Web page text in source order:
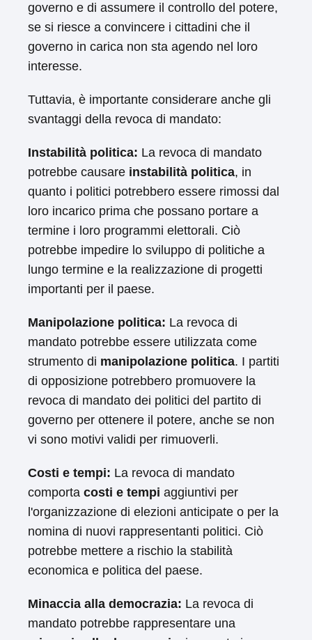
governo e di assumere il controllo del potere,
se si riesce a convincere i cittadini che il
governo in carica non sta agendo nel loro
interesse.
Tuttavia, è importante considerare anche gli
svantaggi della revoca di mandato:
Instabilità politica: La revoca di mandato
potrebbe causare instabilità politica, in
quanto i politici potrebbero essere rimossi dal
loro incarico prima che possano portare a
termine i loro programmi elettorali. Ciò
potrebbe impedire lo sviluppo di politiche a
lungo termine e la realizzazione di progetti
importanti per il paese.
Manipolazione politica: La revoca di
mandato potrebbe essere utilizzata come
strumento di manipolazione politica. I partiti
di opposizione potrebbero promuovere la
revoca di mandato dei politici del partito di
governo per ottenere il potere, anche se non
vi sono motivi validi per rimuoverli.
Costi e tempi: La revoca di mandato
comporta costi e tempi aggiuntivi per
l'organizzazione di elezioni anticipate o per la
nomina di nuovi rappresentanti politici. Ciò
potrebbe mettere a rischio la stabilità
economica e politica del paese.
Minaccia alla democrazia: La revoca di
mandato potrebbe rappresentare una